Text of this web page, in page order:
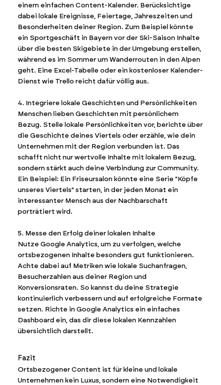
einem einfachen Content-Kalender. Berücksichtige
dabei lokale Ereignisse, Feiertage, Jahreszeiten und
Besonderheiten deiner Region. Zum Beispiel könnte
ein Sportgeschäft in Bayern vor der Ski-Saison Inhalte
über die besten Skigebiete in der Umgebung erstellen,
während es im Sommer um Wanderrouten in den Alpen
geht. Eine Excel-Tabelle oder ein kostenloser Kalender-
Dienst wie Trello reicht dafür völlig aus.
4. Integriere lokale Geschichten und Persönlichkeiten
Menschen lieben Geschichten mit persönlichem
Bezug. Stelle lokale Persönlichkeiten vor, berichte über
die Geschichte deines Viertels oder erzähle, wie dein
Unternehmen mit der Region verbunden ist. Das
schafft nicht nur wertvolle Inhalte mit lokalem Bezug,
sondern stärkt auch deine Verbindung zur Community.
Ein Beispiel: Ein Friseursalon könnte eine Serie "Köpfe
unseres Viertels" starten, in der jeden Monat ein
interessanter Mensch aus der Nachbarschaft
porträtiert wird.
5. Messe den Erfolg deiner lokalen Inhalte
Nutze Google Analytics, um zu verfolgen, welche
ortsbezogenen Inhalte besonders gut funktionieren.
Achte dabei auf Metriken wie lokale Suchanfragen,
Besucherzahlen aus deiner Region und
Konversionsraten. So kannst du deine Strategie
kontinuierlich verbessern und auf erfolgreiche Formate
setzen. Richte in Google Analytics ein einfaches
Dashboard ein, das dir diese lokalen Kennzahlen
übersichtlich darstellt.
Fazit
Ortsbezogener Content ist für kleine und lokale
Unternehmen kein Luxus, sondern eine Notwendigkeit